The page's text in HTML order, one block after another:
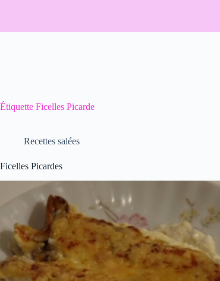
Étiquette Ficelles Picarde
Recettes salées
Ficelles Picardes